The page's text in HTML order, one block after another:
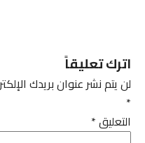
اترك تعليقاً
لن يتم نشر عنوان بريدك
التعليق*